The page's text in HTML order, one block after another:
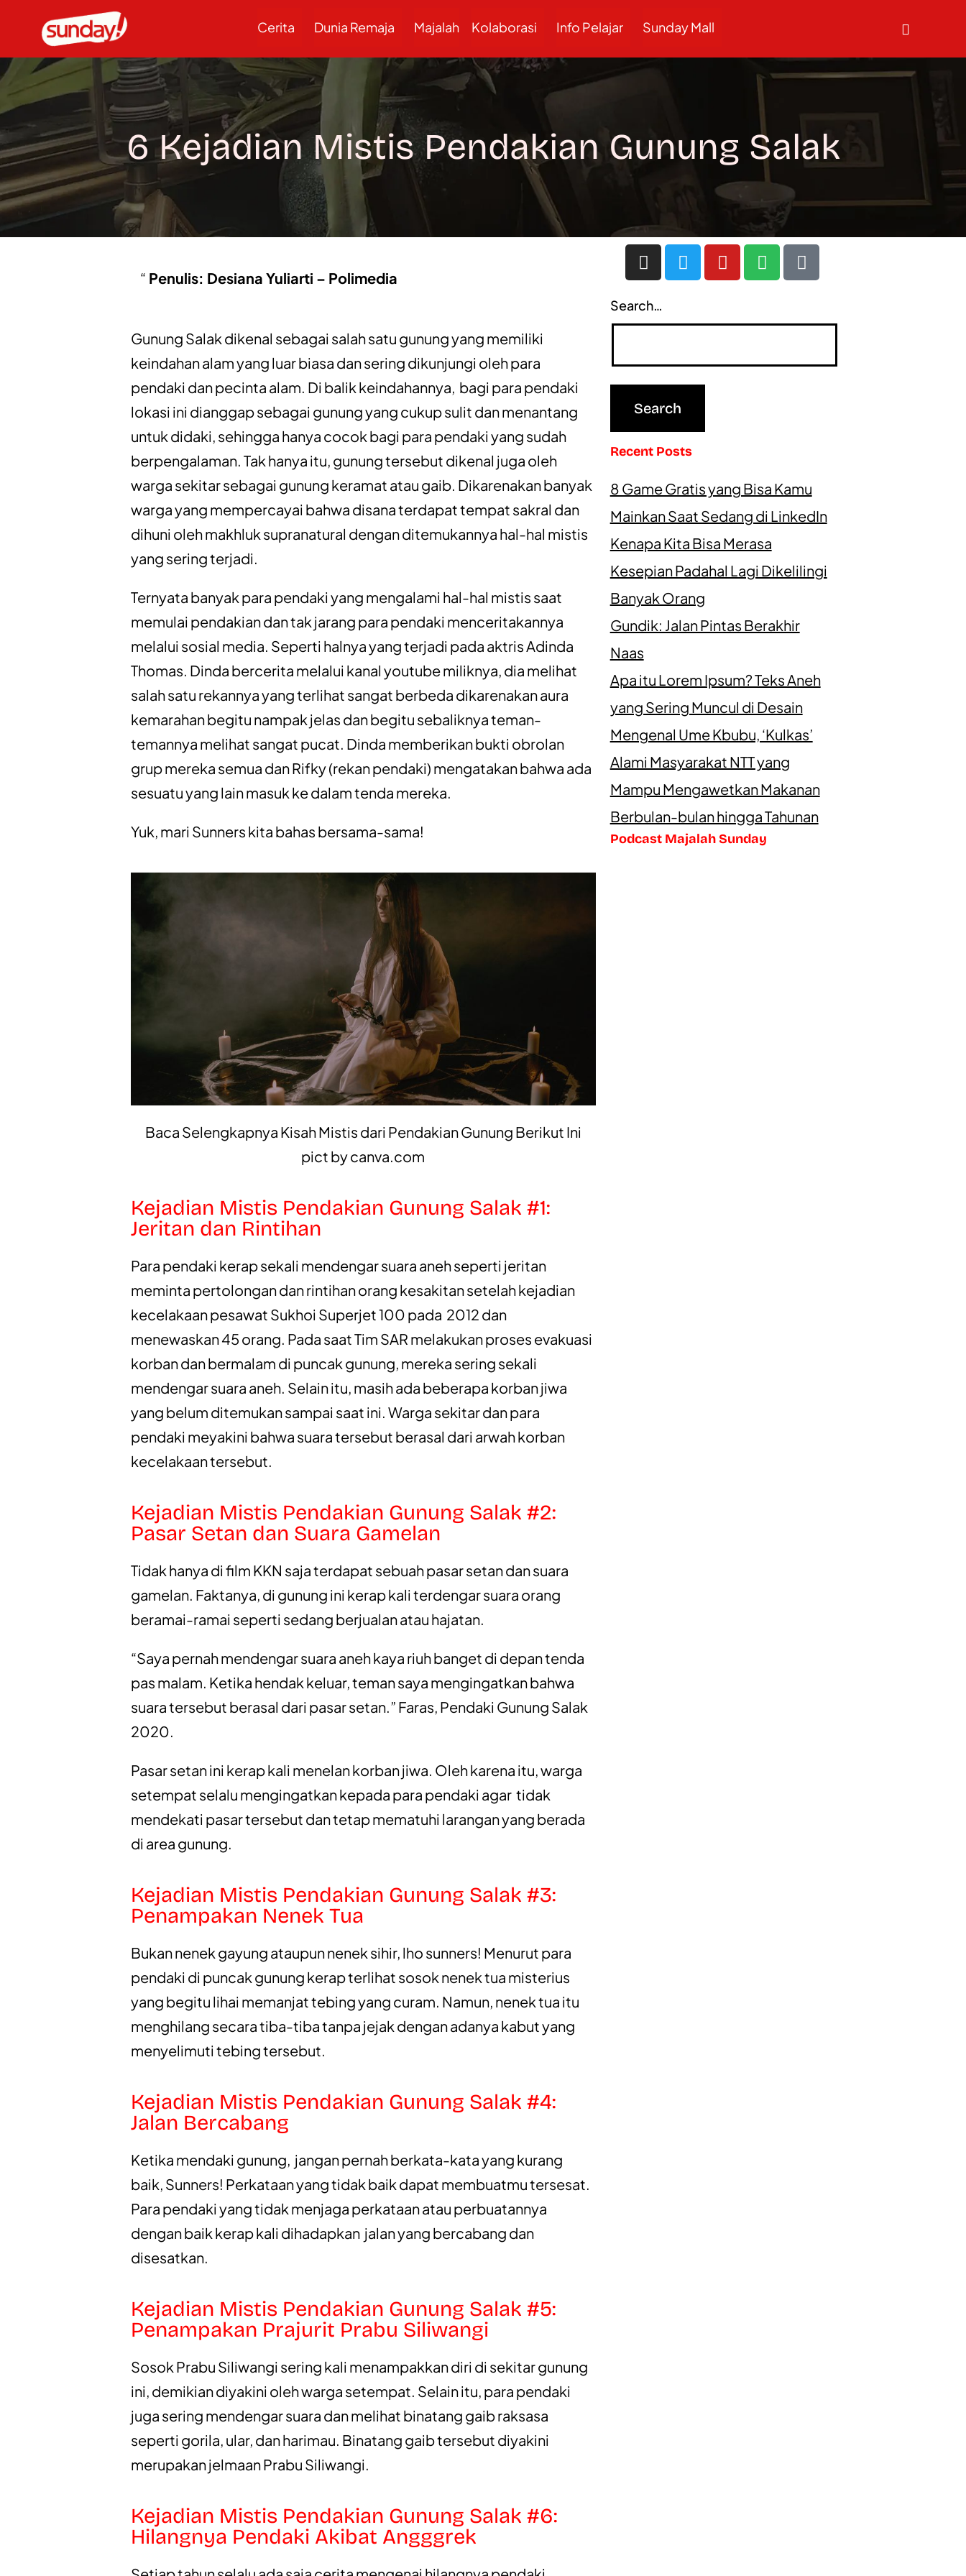
Cerita Dunia Remaja Majalah Kolaborasi Info Pelajar Sunday Mall
6 Kejadian Mistis Pendakian Gunung Salak
Penulis: Desiana Yuliarti – Polimedia
Gunung Salak dikenal sebagai salah satu gunung yang memiliki
keindahan alam yang luar biasa dan sering dikunjungi oleh para
pendaki dan pecinta alam. Di balik keindahannya, bagi para pendaki
lokasi ini dianggap sebagai gunung yang cukup sulit dan menantang
untuk didaki, sehingga hanya cocok bagi para pendaki yang sudah
berpengalaman. Tak hanya itu, gunung tersebut dikenal juga oleh
warga sekitar sebagai gunung keramat atau gaib. Dikarenakan banyak
warga yang mempercayai bahwa disana terdapat tempat sakral dan
dihuni oleh makhluk supranatural dengan ditemukannya hal-hal mistis
yang sering terjadi.
Ternyata banyak para pendaki yang mengalami hal-hal mistis saat
memulai pendakian dan tak jarang para pendaki menceritakannya
melalui sosial media. Seperti halnya yang terjadi pada aktrisAdinda
Thomas. Dinda bercerita melalui kanal youtube miliknya, dia melihat
salah satu rekannya yang terlihat sangat berbeda dikarenakan aura
kemarahan begitu nampak jelas dan begitu sebaliknya teman-
temannya melihat sangat pucat. Dinda memberikan bukti obrolan
grup mereka semua dan Rifky (rekan pendaki) mengatakan bahwa ada
sesuatu yang lain masuk ke dalam tenda mereka.
Yuk, mari Sunners kita bahas bersama-sama!
Baca Selengkapnya Kisah Mistis dari Pendakian Gunung Berikut Ini
pict bycanva.com
Kejadian Mistis Pendakian Gunung Salak #1:
Jeritan dan Rintihan
Para pendaki kerap sekali mendengar suara aneh seperti jeritan
meminta pertolongan dan rintihan orang kesakitan setelah kejadian
kecelakaan pesawat Sukhoi Superjet 100 pada 2012 dan
menewaskan 45 orang. Pada saat Tim SAR melakukan proses evakuasi
korban dan bermalam di puncak gunung, mereka sering sekali
mendengar suara aneh. Selain itu, masih ada beberapa korban jiwa
yang belum ditemukan sampai saat ini. Warga sekitar dan para
pendaki meyakini bahwa suara tersebut berasal dari arwah korban
kecelakaan tersebut.
Kejadian Mistis Pendakian Gunung Salak #2:
Pasar Setan dan Suara Gamelan
Tidak hanya di film KKN saja terdapat sebuah pasar setan dan suara
gamelan. Faktanya, di gunung ini kerap kali terdengar suara orang
beramai-ramai seperti sedang berjualan atau hajatan.
“Saya pernah mendengar suara aneh kaya riuh banget di depan tenda
pas malam. Ketika hendak keluar, teman saya mengingatkan bahwa
suara tersebut berasal dari pasar setan.” Faras, Pendaki Gunung Salak
2020.
Pasar setan ini kerap kali menelan korban jiwa. Oleh karena itu, warga
setempat selalu mengingatkan kepada para pendaki agar tidak
mendekati pasar tersebut dan tetap mematuhi larangan yang berada
di area gunung.
Kejadian Mistis Pendakian Gunung Salak #3:
Penampakan Nenek Tua
Bukan nenek gayung ataupun nenek sihir, lho sunners! Menurut para
pendaki di puncak gunung kerap terlihat sosok nenek tua misterius
yang begitu lihai memanjat tebing yang curam. Namun, nenek tua itu
menghilang secara tiba-tiba tanpa jejak dengan adanya kabut yang
menyelimuti tebing tersebut.
Kejadian Mistis Pendakian Gunung Salak #4:
Jalan Bercabang
Ketika mendaki gunung, jangan pernah berkata-kata yang kurang
baik, Sunners! Perkataan yang tidak baik dapat membuatmu tersesat.
Para pendaki yang tidak menjaga perkataan atau perbuatannya
dengan baik kerap kali dihadapkan jalan yang bercabang dan
disesatkan.
Kejadian Mistis Pendakian Gunung Salak #5:
Penampakan Prajurit Prabu Siliwangi
Sosok Prabu Siliwangi sering kali menampakkan diri di sekitar gunung
ini, demikian diyakini oleh warga setempat. Selain itu, para pendaki
juga sering mendengar suara dan melihat binatang gaib raksasa
seperti gorila, ular, dan harimau. Binatang gaib tersebut diyakini
merupakan jelmaan Prabu Siliwangi.
Kejadian Mistis Pendakian Gunung Salak #6:
Hilangnya Pendaki Akibat Angggrek
Search…
Recent Posts
8 Game Gratis yang Bisa Kamu
Mainkan Saat Sedang di LinkedIn
Kenapa Kita Bisa Merasa
Kesepian Padahal Lagi Dikelilingi
Banyak Orang
Gundik: Jalan Pintas Berakhir
Naas
Apa itu Lorem Ipsum? Teks Aneh
yang Sering Muncul di Desain
Mengenal Ume Kbubu, ‘Kulkas’
Alami Masyarakat NTT yang
Mampu Mengawetkan Makanan
Berbulan-bulan hingga Tahunan
Podcast Majalah Sunday